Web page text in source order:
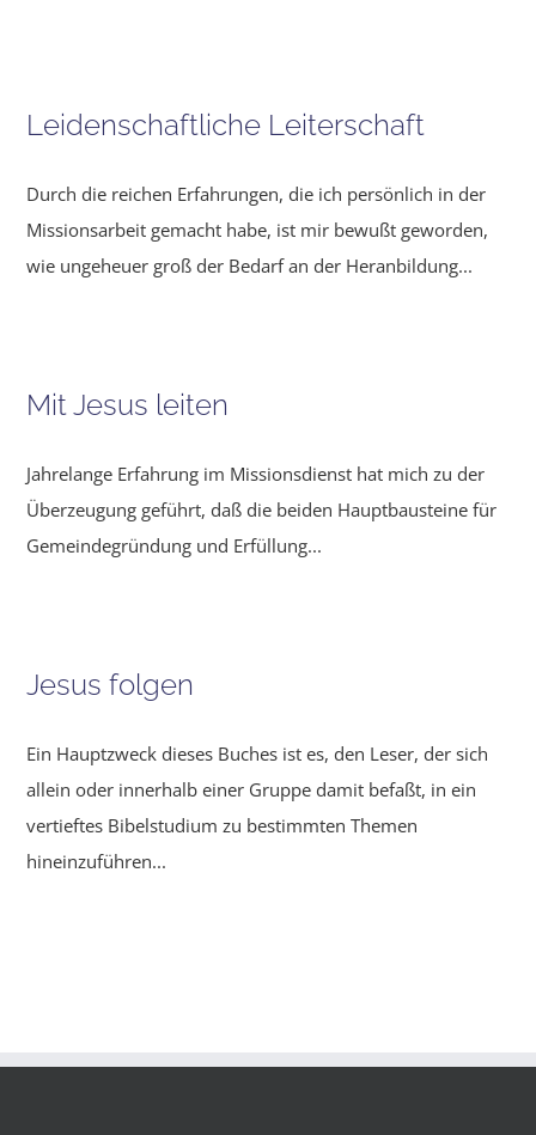
Leidenschaftliche Leiterschaft
Durch die reichen Erfahrungen, die ich persönlich in der
Missionsarbeit gemacht habe, ist mir bewußt geworden,
wie ungeheuer groß der Bedarf an der Heranbildung...
Mit Jesus leiten
Jahrelange Erfahrung im Missionsdienst hat mich zu der
Überzeu­gung geführt, daß die beiden Hauptbausteine für
Gemeindegrün­dung und Erfüllung...
Jesus folgen
Ein Hauptzweck dieses Buches ist es, den Leser, der sich
allein oder innerhalb einer Gruppe damit befaßt, in ein
vertieftes Bibelstudium zu bestimmten Themen
hineinzuführen...